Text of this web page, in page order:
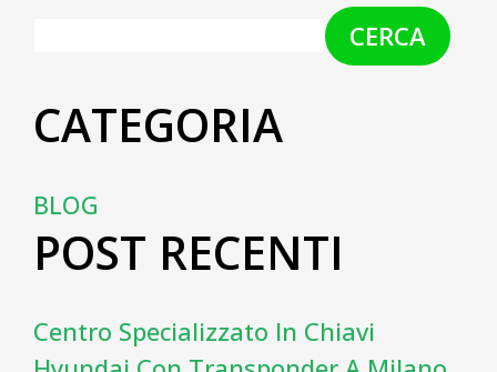
CERCA
CATEGORIA
BLOG
POST RECENTI
Centro Specializzato In Chiavi